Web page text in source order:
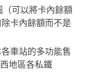
可以將卡內餘額
卡內餘額而不是
車站的多功能售
地區各私鐵